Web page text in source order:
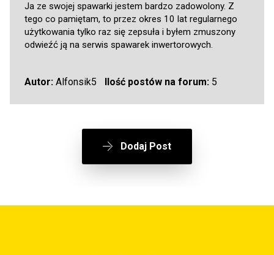
Ja ze swojej spawarki jestem bardzo zadowolony. Z
tego co pamiętam, to przez okres 10 lat regularnego
użytkowania tylko raz się zepsuła i byłem zmuszony
odwieźć ją na serwis spawarek inwertorowych.
Autor: Alfonsik5 Ilość postów na forum:5
Dodaj Post